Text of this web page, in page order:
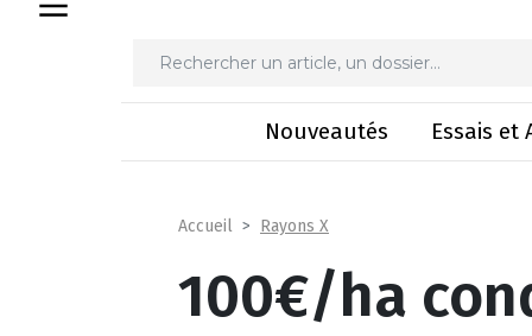
Nouveautés Essais et
Accueil Rayons X
100€/ha